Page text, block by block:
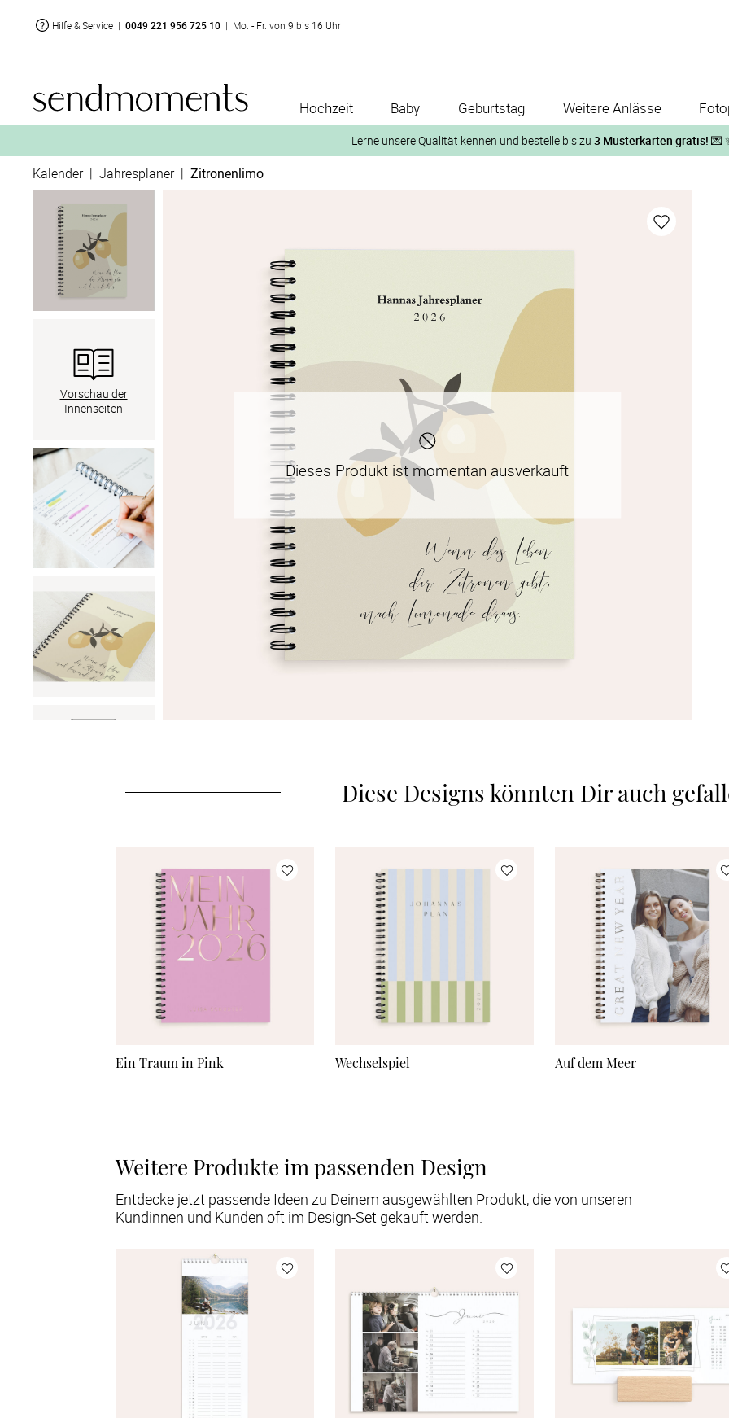
Hilfe & Service | 0049 221 956 725 10 | Mo. - Fr. von 9 bis 16 Uhr
Hochzeit Baby Geburtstag Weitere Anlässe
Lerne unsere Qualität kennen und bestelle bis zu 3 Musterkarten gratis! 💌
auf der jeweiligen Produktseite und lasse Dir die Karten
Kalender | Jahresplaner | Zitronenlimo
Vorschau der
Innenseiten
Dieses Produkt ist momentan ausverkauft
Diese Designs könnten Dir auch
Ein Traum in Pink Wechselspiel Auf dem Meer
Weitere Produkte im passenden Design
Entdecke jetzt passende Ideen zu Deinem ausgewählten Produkt, die von unseren
Kundinnen und Kunden oft im Design-Set gekauft werden.